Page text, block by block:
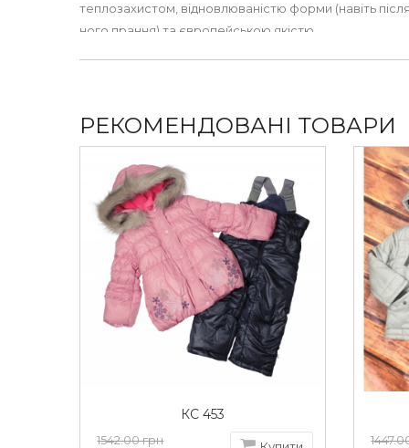
теплозахистом, відновлюваністю форми (навіть
ного прання) та європейською якістю.
Температурний режим до -18 градусів.
РЕКОМЕНДОВАНІ ТОВАРИ
КС 453
1542.00 грн